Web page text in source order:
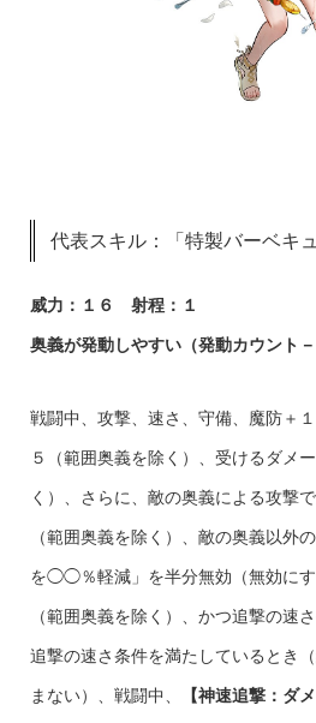
代表スキル：「特製バーベキュ
威力：１６ 射程：１
奥義が発動しやすい（発動カウント－
戦闘中、攻撃、速さ、守備、魔防＋
５（範囲奥義を除く）、受けるダメ
く）、さらに、敵の奥義による攻撃
（範囲奥義を除く）、敵の奥義以外
を◯◯％軽減」を半分無効（無効にす
（範囲奥義を除く）、かつ追撃の速
追撃の速さ条件を満たしているとき
まない）、戦闘中、 【神速追撃：ダ